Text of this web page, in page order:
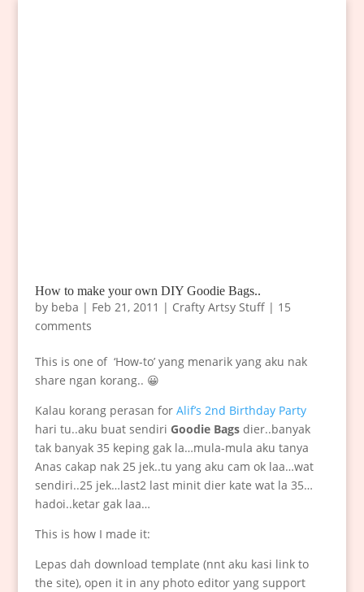
How to make your own DIY Goodie Bags..
by beba | Feb 21, 2011 | Crafty Artsy Stuff| 15
comments
This is one of ‘How-to’ yang menarik yang aku nak
share ngan korang.. 😀
Kalau korang perasan for Alif’s 2nd Birthday Party
hari tu..aku buat sendiri Goodie Bagsdier..banyak
tak banyak 35 keping gak la…mula-mula aku tanya
Anas cakap nak 25 jek..tu yang aku cam ok laa…wat
sendiri..25 jek…last2 last minit dier kate wat la 35…
hadoi..ketar gak laa…
This is how I made it:
Lepas dah download template (nnt aku kasi link to
the site), open it in any photo editor yang support